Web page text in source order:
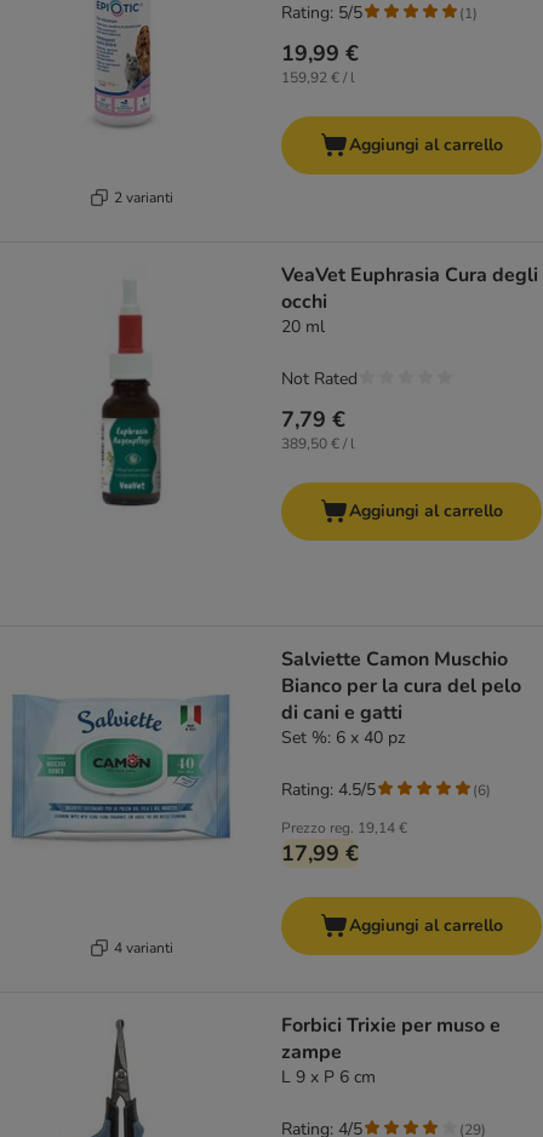
2 varianti
19,99 €
159,92 € / l
Rating: 5/5 (1)
Aggiungi al carrello
VeaVet Euphrasia Cura degli
occhi
20 ml
7,79 €
389,50 € / l
Not Rated
Aggiungi al carrello
4 varianti
Salviette Camon Muschio
Bianco per la cura del pelo
di cani e gatti
Set %: 6 x 40 pz
Prezzo reg. 19,14 €
17,99 €
Rating: 4.5/5 (6)
Aggiungi al carrello
Forbici Trixie per muso e
zampe
L 9 x P 6 cm
Rating: 4/5 (29)